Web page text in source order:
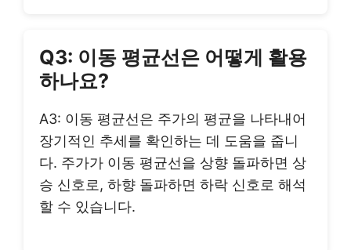
Q3: 이동 평균선은 어떻게 활용
하나요?
A3: 이동 평균선은 주가의 평균을 나타내어
장기적인 추세를 확인하는 데 도움을 줍니
다. 주가가 이동 평균선을 상향 돌파하면 상
승 신호로, 하향 돌파하면 하락 신호로 해석
할 수 있습니다.